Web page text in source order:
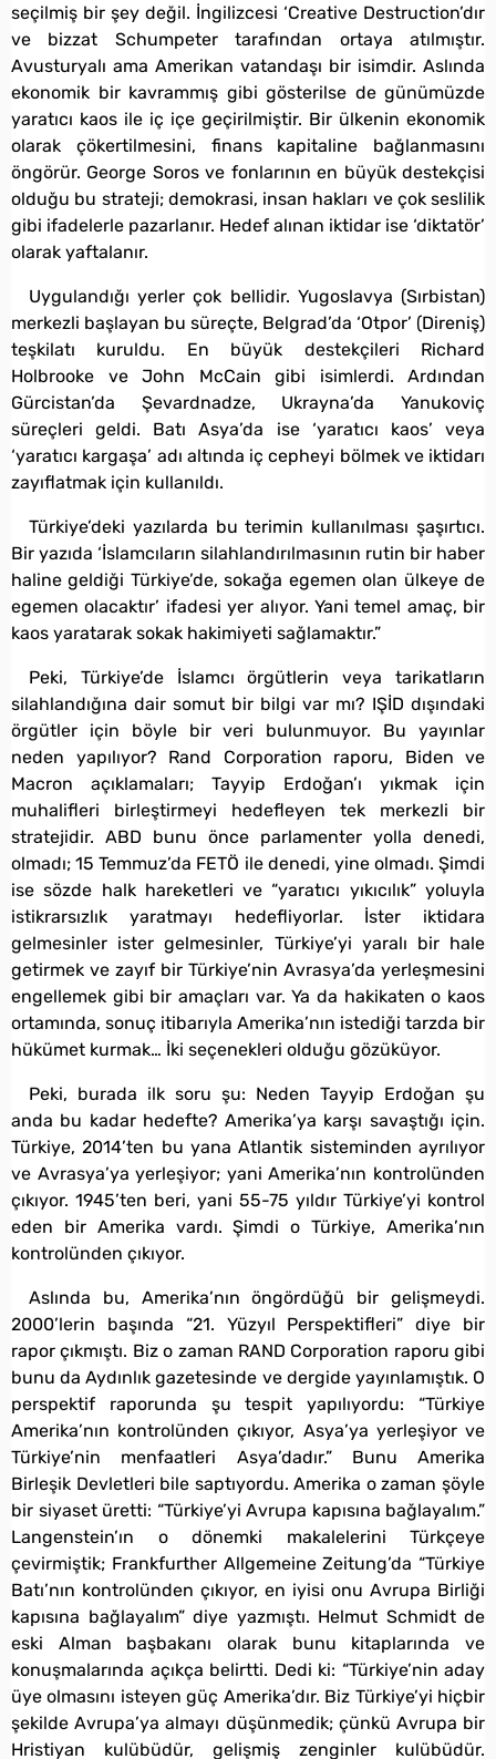
seçilmiş bir şey değil. İngilizcesi ‘Creative Destruction’dır
ve bizzat Schumpeter tarafından ortaya atılmıştır.
Avusturyalı ama Amerikan vatandaşı bir isimdir. Aslında
ekonomik bir kavrammış gibi gösterilse de günümüzde
yaratıcı kaos ile iç içe geçirilmiştir. Bir ülkenin ekonomik
olarak çökertilmesini, finans kapitaline bağlanmasını
öngörür. George Soros ve fonlarının en büyük destekçisi
olduğu bu strateji; demokrasi, insan hakları ve çok seslilik
gibi ifadelerle pazarlanır. Hedef alınan iktidar ise ‘diktatör’
olarak yaftalanır.
Uygulandığı yerler çok bellidir. Yugoslavya (Sırbistan)
merkezli başlayan bu süreçte, Belgrad’da ‘Otpor’ (Direniş)
teşkilatı kuruldu. En büyük destekçileri Richard
Holbrooke ve John McCain gibi isimlerdi. Ardından
Gürcistan’da Şevardnadze, Ukrayna’da Yanukoviç
süreçleri geldi. Batı Asya’da ise ‘yaratıcı kaos’ veya
‘yaratıcı kargaşa’ adı altında iç cepheyi bölmek ve iktidarı
zayıflatmak için kullanıldı.
Türkiye’deki yazılarda bu terimin kullanılması şaşırtıcı.
Bir yazıda ‘İslamcıların silahlandırılmasının rutin bir haber
haline geldiği Türkiye’de, sokağa egemen olan ülkeye de
egemen olacaktır’ ifadesi yer alıyor. Yani temel amaç, bir
kaos yaratarak sokak hakimiyeti sağlamaktır.”
Peki, Türkiye’de İslamcı örgütlerin veya tarikatların
silahlandığına dair somut bir bilgi var mı? IŞİD dışındaki
örgütler için böyle bir veri bulunmuyor. Bu yayınlar
neden yapılıyor? Rand Corporation raporu, Biden ve
Macron açıklamaları; Tayyip Erdoğan’ı yıkmak için
muhalifleri birleştirmeyi hedefleyen tek merkezli bir
stratejidir. ABD bunu önce parlamenter yolla denedi,
olmadı; 15 Temmuz’da FETÖ ile denedi, yine olmadı. Şimdi
ise sözde halk hareketleri ve “yaratıcı yıkıcılık” yoluyla
istikrarsızlık yaratmayı hedefliyorlar. İster iktidara
gelmesinler ister gelmesinler, Türkiye’yi yaralı bir hale
getirmek ve zayıf bir Türkiye’nin Avrasya’da yerleşmesini
engellemek gibi bir amaçları var. Ya da hakikaten o kaos
ortamında, sonuç itibarıyla Amerika’nın istediği tarzda bir
hükümet kurmak… İki seçenekleri olduğu gözüküyor.
Peki, burada ilk soru şu: Neden Tayyip Erdoğan şu
anda bu kadar hedefte? Amerika’ya karşı savaştığı için.
Türkiye, 2014’ten bu yana Atlantik sisteminden ayrılıyor
ve Avrasya’ya yerleşiyor; yani Amerika’nın kontrolünden
çıkıyor. 1945’ten beri, yani 55-75 yıldır Türkiye’yi kontrol
eden bir Amerika vardı. Şimdi o Türkiye, Amerika’nın
kontrolünden çıkıyor.
Aslında bu, Amerika’nın öngördüğü bir gelişmeydi.
2000’lerin başında “21. Yüzyıl Perspektifleri” diye bir
rapor çıkmıştı. Biz o zaman RAND Corporation raporu gibi
bunu da Aydınlık gazetesinde ve dergide yayınlamıştık. O
perspektif raporunda şu tespit yapılıyordu: “Türkiye
Amerika’nın kontrolünden çıkıyor, Asya’ya yerleşiyor ve
Türkiye’nin menfaatleri Asya’dadır.” Bunu Amerika
Birleşik Devletleri bile saptıyordu. Amerika o zaman şöyle
bir siyaset üretti: “Türkiye’yi Avrupa kapısına bağlayalım.”
Langenstein’ın o dönemki makalelerini Türkçeye
çevirmiştik; Frankfurther Allgemeine Zeitung’da “Türkiye
Batı’nın kontrolünden çıkıyor, en iyisi onu Avrupa Birliği
kapısına bağlayalım” diye yazmıştı. Helmut Schmidt de
eski Alman başbakanı olarak bunu kitaplarında ve
konuşmalarında açıkça belirtti. Dedi ki: “Türkiye’nin aday
üye olmasını isteyen güç Amerika’dır. Biz Türkiye’yi hiçbir
şekilde Avrupa’ya almayı düşünmedik; çünkü Avrupa bir
Hristiyan kulübüdür, gelişmiş zenginler kulübüdür.